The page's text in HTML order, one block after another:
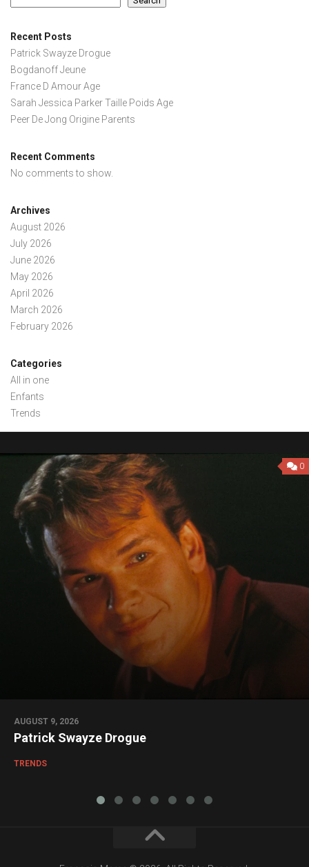
Recent Posts
Patrick Swayze Drogue
Bogdanoff Jeune
France D Amour Age
Sarah Jessica Parker Taille Poids Age
Peer De Jong Origine Parents
Recent Comments
No comments to show.
Archives
August 2026
July 2026
June 2026
May 2026
April 2026
March 2026
February 2026
Categories
All in one
Enfants
Trends
0
AUGUST 9, 2026
Patrick Swayze Drogue
TRENDS